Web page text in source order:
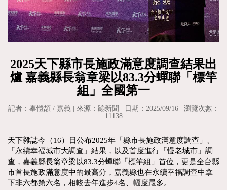
2025天下縣市長施政滿意度調查結果出
爐 嘉義縣長翁章梁以83.3分蟬聯「標竿
組」全國第一
記者：辜愷頡 / 嘉義 | 來源：蹦新聞 | 日期：2025/09/16 | 瀏覽次數：
11138
天下雜誌今（16）日公布2025年「縣市長施政滿意度調查」、
「永續幸福城市大調查」結果，以及首度進行「慢老城市」調
查，嘉義縣長翁章梁以83.3分蟬聯「標竿組」首位，更是全台縣
市首長施政滿意度中的最高分，嘉義縣也在永續幸福調查中拿
下非六都第六名，相較去年進步4名、幅度最多。